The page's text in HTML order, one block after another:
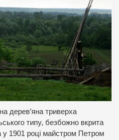
дерев’яна триверха
типу, безбожно вкрита
1901 році майстром Петром